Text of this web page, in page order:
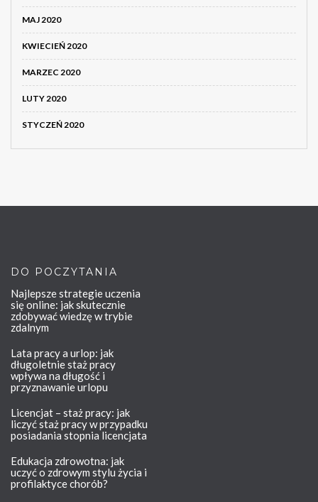
MAJ 2020
KWIECIEŃ 2020
MARZEC 2020
LUTY 2020
STYCZEŃ 2020
DO POCZYTANIA
Najlepsze strategie uczenia
się online: jak skutecznie
zdobywać wiedzę w trybie
zdalnym
Lata pracy a urlop: jak
długoletnie staż pracy
wpływa na długość i
przyznawanie urlopu
Licencjat – staż pracy: jak
liczyć staż pracy w przypadku
posiadania stopnia licencjata
Edukacja zdrowotna: jak
uczyć o zdrowym stylu życia i
profilaktyce chorób?